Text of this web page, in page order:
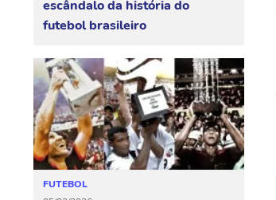
escândalo da história do
futebol brasileiro
FUTEBOL